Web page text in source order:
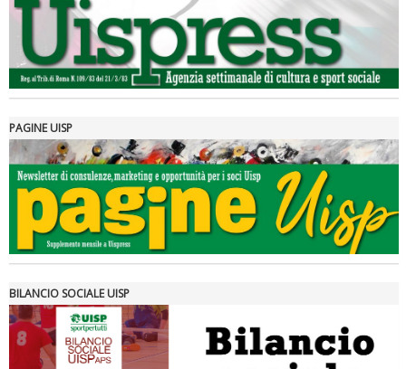
Tiziano Pesce a Radio InBlu2000 traccia il bilancio della stagione
PAGINE UISP
BILANCIO SOCIALE UISP